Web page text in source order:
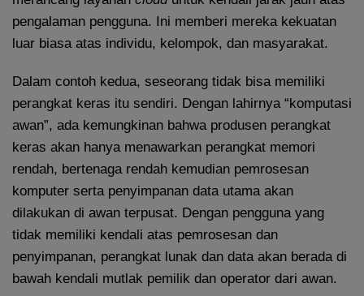
pengalaman pengguna. Ini memberi mereka kekuatan
luar biasa atas individu, kelompok, dan masyarakat.
Dalam contoh kedua, seseorang tidak bisa memiliki
perangkat keras itu sendiri. Dengan lahirnya “komputasi
awan”, ada kemungkinan bahwa produsen perangkat
keras akan hanya menawarkan perangkat memori
rendah, bertenaga rendah kemudian pemrosesan
komputer serta penyimpanan data utama akan
dilakukan di awan terpusat. Dengan pengguna yang
tidak memiliki kendali atas pemrosesan dan
penyimpanan, perangkat lunak dan data akan berada di
bawah kendali mutlak pemilik dan operator dari awan.